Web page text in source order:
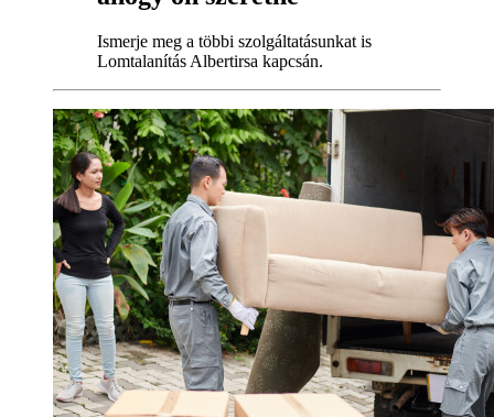
Ismerje meg a többi szolgáltatásunkat is
Lomtalanítás Albertirsa kapcsán.